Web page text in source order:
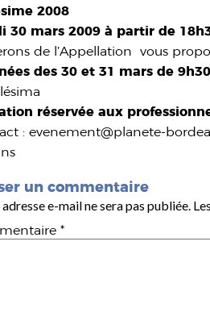
2008
30 mars 2009 à partir de
de l’Appellation vous
des 30 et 31 mars de
réservée aux
: evenement@planete-
un commentaire
e-mail ne sera pas publiée.
*